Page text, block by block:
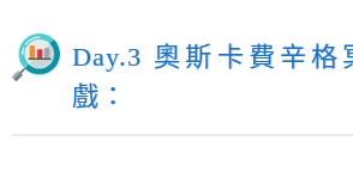
Day.3 奧斯卡費辛格
戲：